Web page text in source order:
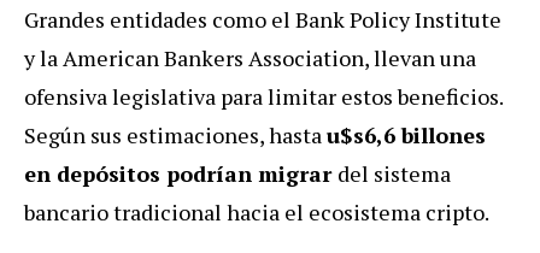
Grandes entidades como el Bank Policy Institute
y la American Bankers Association, llevan una
ofensiva legislativa para limitar estos beneficios.
Según sus estimaciones, hastau$s6,6 billones
en depósitos podrían migrar del sistema
bancario tradicional hacia el ecosistema cripto.